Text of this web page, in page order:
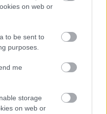
on web or
to be sent to
purposes.
me
storage
on web or
nyhetsbrev
Meld deg på